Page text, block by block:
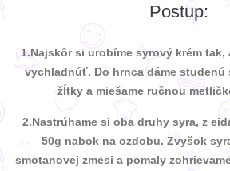
Postup:
1.Najskôr si urobíme syrový krém
vychladnúť. Do hrnca dáme studenú
žĺtky a miešame ručnou
2.Nastrúhame si oba druhy syra, z
50g nabok na ozdobu. Zvyšok
smotanovej zmesi a pomaly